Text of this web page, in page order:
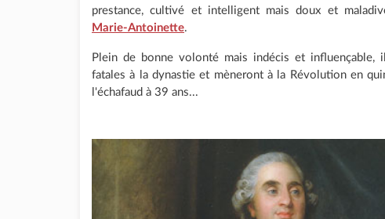
prestance, cultivé et intelligent mais doux et
Marie-Antoinette.
Plein de bonne volonté mais indécis et influençable,
fatales à la dynastie et mèneront à la Révolution en
l'échafaud à 39 ans...